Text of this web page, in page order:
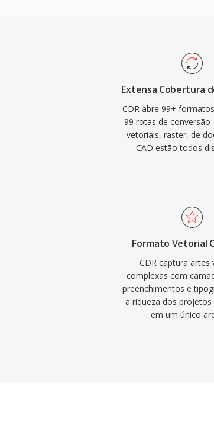
Extensa Cobertura
CDR abre 99+
99 rotas de
vetoriais, raster, de
CAD estão todos
Formato Vetorial
CDR captura artes
complexas com
preenchimentos e
a riqueza dos projetos
em um único